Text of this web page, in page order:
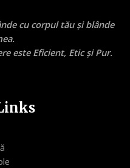
cu corpul tău și blânde
este Eficient, Etic și Pur.